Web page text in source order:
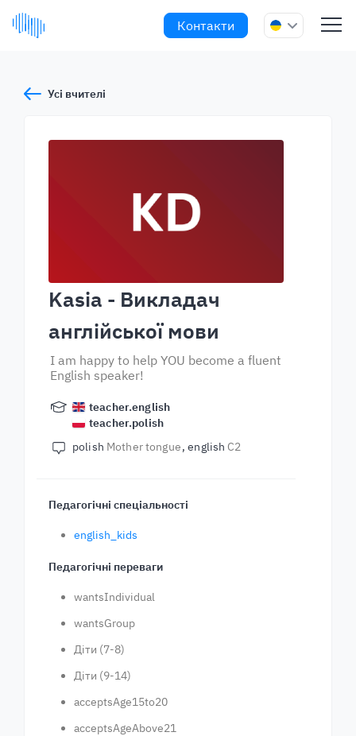
Контакти
Усі вчителі
Kasia - Викладач
англійської мови
I am happy to help YOU become a fluent
English speaker!
teacher.english
teacher.polish
polish Mother tongue english C2
Педагогічні спеціальності
english_kids
Педагогічні переваги
wantsIndividual
wantsGroup
Діти (7-8)
Діти (9-14)
acceptsAge15to20
acceptsAgeAbove21